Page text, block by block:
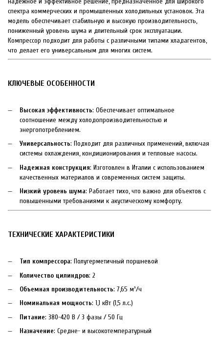
спектра коммерческих и промышленных холодильных установок. Эта
модель обеспечивает стабильную и высокую производительность,
пониженный уровень шума и длительный срок эксплуатации.
Компрессор подходит для работы с различными типами хладагентов,
что делает его универсальным для многих систем.
КЛЮЧЕВЫЕ ОСОБЕННОСТИ
Высокая эффективность: Обеспечивает оптимальное
соотношение между холодопроизводительностью и
энергопотреблением.
Универсальность: Подходит для различных применений, включая
системы охлаждения, кондиционирования и тепловые насосы.
Надежная конструкция: Изготовлен в Италии с использованием
качественных материалов и современных систем защиты.
Низкий уровень шума: Работает тихо, что важно для объектов с
повышенными требованиями к акустическому комфорту.
ТЕХНИЧЕСКИЕ ХАРАКТЕРИСТИКИ
Тип компрессора: Полугерметичный поршневой
Количество цилиндров: 2
Объемная производительность: 7,65 м³/ч
Номинальная мощность: 1,1 кВт (1,5 л.с.)
Питание: 380-420 В / 3 фазы / 50 Гц
Назначение: Средне- и высокотемпературный